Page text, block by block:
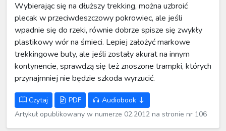
Wybierając się na dłuższy trekking, można uzbroić
plecak w przeciwdeszczowy pokrowiec, ale jeśli
wpadnie się do rzeki, równie dobrze spisze się zwykły
plastikowy wór na śmieci. Lepiej założyć markowe
trekkingowe buty, ale jeśli zostały akurat na innym
kontynencie, sprawdzą się też znoszone trampki, których
przynajmniej nie będzie szkoda wyrzucić.
Czytaj PDF
Audiobook
Artykuł opublikowany w numerze 02.2012 na stronie nr 106